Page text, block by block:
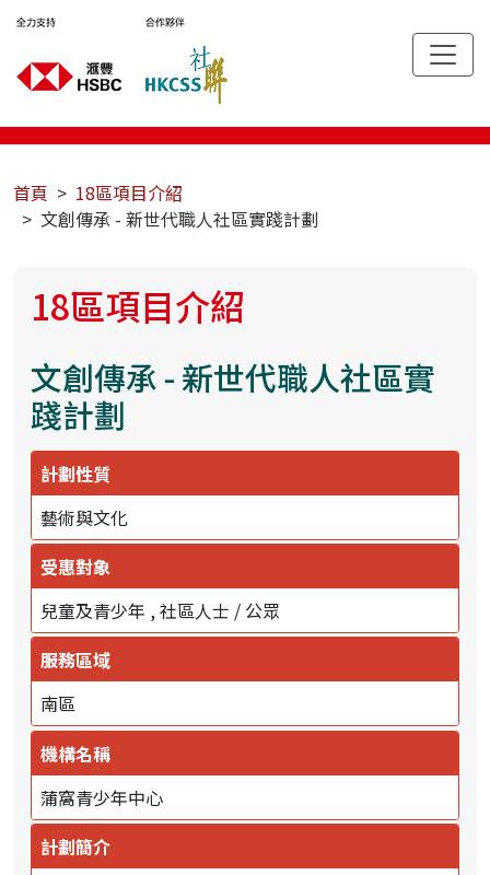
首頁
18區項目介紹
文創傳承 - 新世代職人社區實踐計劃
18區項目介紹
文創傳承 - 新世代職人社區實
踐計劃
計劃性質
藝術與文化
受惠對象
兒童及青少年 社區人士 / 公眾
服務區域
南區
機構名稱
蒲窩青少年中心
計劃簡介